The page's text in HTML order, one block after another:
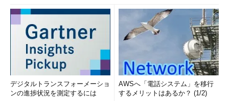
デジタルトランスフォーメーショ
ンの進捗状況を測定するには
AWSへ「電話システム」を移行
するメリットはあるか？ (1/2)